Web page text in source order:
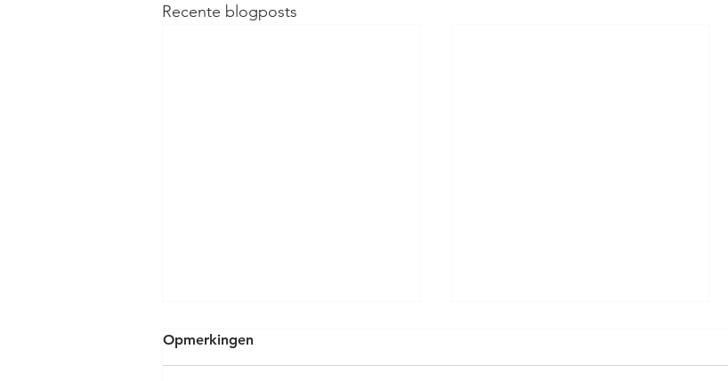
Recente blogposts
Opmerkingen